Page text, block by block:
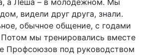
видели друг друга, знали.
обычное общение, с годами
Потом мы тренировались вместе
Профсоюзов под руководством